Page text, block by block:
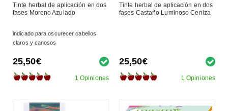
Tinte herbal de aplicación en dos
fases Moreno Azulado
indicado para oscurecer cabellos
claros y canosos
25,50€
1 Opiniones
Tinte herbal de aplicación en dos
fases Castaño Luminoso Ceniza
25,50€
1 Opiniones